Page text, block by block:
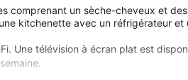
comprenant un sèche-cheveux et
kitchenette avec un réfrigérateur et
Une télévision à écran plat est